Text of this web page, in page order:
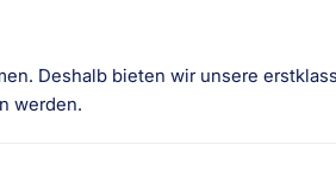
Deshalb bieten wir unsere
werden.